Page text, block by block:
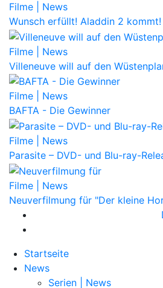
Filme | News
Wunsch erfüllt! Aladdin 2 kommt!
Filme | News
Villeneuve will auf den
Filme | News
BAFTA - Die Gewinner
Filme | News
Parasite – DVD- und Blu-ray-
Filme | News
Neuverfilmung für "Der kleine
Startseite
News
Serien | News